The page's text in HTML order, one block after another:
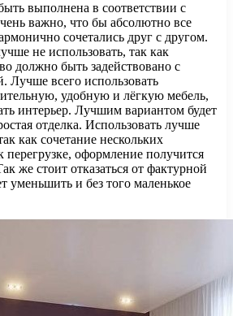
выполнена в соответствии с
важно, что бы абсолютно все
сочетались друг с другом.
не использовать, так как
должно быть задействовано с
Лучше всего использовать
удобную и лёгкую мебель,
интерьер. Лучшим вариантом будет
отделка. Использовать лучше
как сочетание нескольких
перегрузке, оформление получится
же стоит отказаться от фактурной
уменьшить и без того маленькое